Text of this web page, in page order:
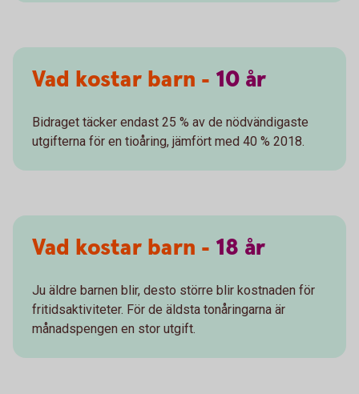
Vad kostar barn - 10 år
Bidraget täcker endast 25 % av de nödvändigaste
utgifterna för en tioåring, jämfört med 40 % 2018.
Vad kostar barn - 18 år
Ju äldre barnen blir, desto större blir kostnaden för
fritidsaktiviteter. För de äldsta tonåringarna är
månadspengen en stor utgift.